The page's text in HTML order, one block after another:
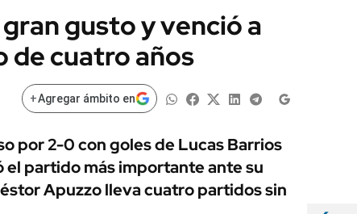
REPORT
MUNDO
INFORMACIÓN GENERAL
LIFESTYLE
AUTOS
gusto y venció a
de cuatro años
+Agregar ámbito en
por 2-0 con goles de Lucas Barrios
partido más importante ante su
Apuzzo lleva cuatro partidos sin